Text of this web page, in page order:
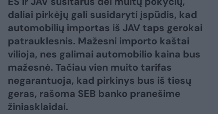
daliai pirkėjų gali susidaryti įspūdis, kad
automobilių importas iš JAV taps gerokai
patrauklesnis. Mažesni importo kaštai
vilioja, nes galimai automobilio kaina bus
mažesnė. Tačiau vien muito tarifas
negarantuoja, kad pirkinys bus iš tiesų
geras, rašoma SEB banko pranešime
žiniasklaidai.